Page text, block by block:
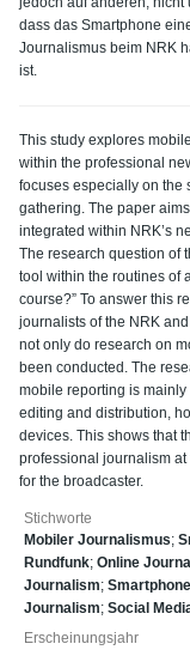
dass das Smartphone
Journalismus beim NRK
ist.
This study explores
within the professional
focuses especially on the
gathering. The paper
integrated within NRK’s
The research question of
tool within the routines of
course?” To answer this
journalists of the NRK
not only do research on
been conducted. The
mobile reporting is
editing and distribution,
devices. This shows that
professional journalism
for the broadcaster.
Stichworte
Mobiler Journalismus;
Rundfunk; Online
Journalism;
Journalism; Social
Erscheinungsjahr